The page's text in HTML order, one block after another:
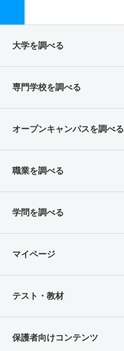
大学を調べる
専門学校を調べる
オープンキャンパスを調べる
職業を調べる
学問を調べる
マイページ
テスト・教材
保護者向けコンテンツ